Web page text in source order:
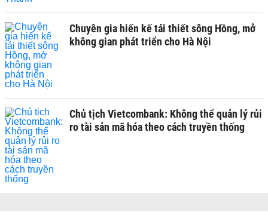
Chuyên gia hiến kế tái thiết sông Hồng, mở
không gian phát triển cho Hà Nội
Chủ tịch Vietcombank: Không thể quản lý rủi
ro tài sản mã hóa theo cách truyền thống